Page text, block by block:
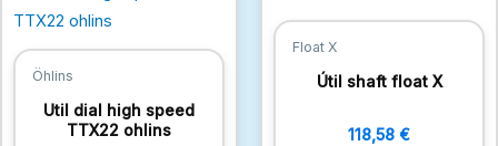
Öhlins
Util dial high speed
TTX22 ohlins
Float X
Útil shaft float X
118,58 €